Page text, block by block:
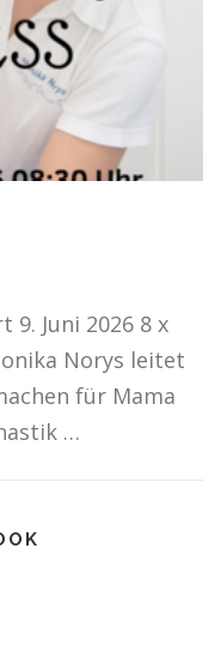
9. Juni 2026 8 x
Norys leitet
für Mama
…